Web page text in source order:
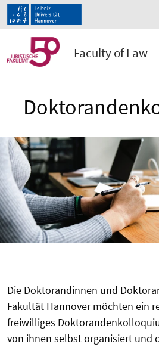
Faculty of Law
Die Doktorandinnen und
Fakultät Hannover möchten ein
freiwilliges
von ihnen selbst organisiert und